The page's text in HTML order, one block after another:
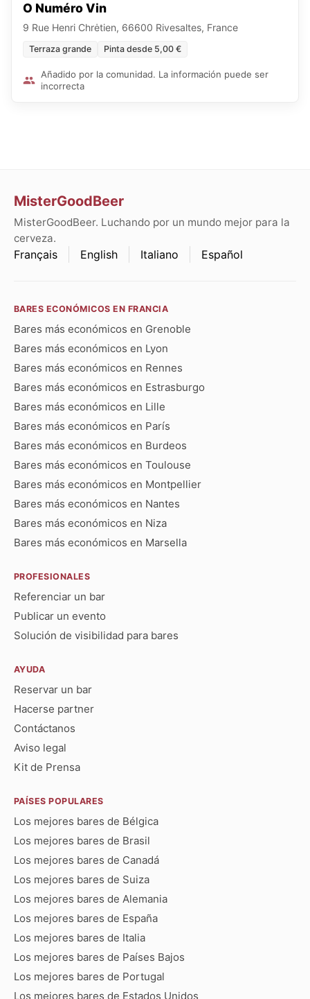
O Numéro Vin
9 Rue Henri Chrėtien, 66600 Rivesaltes, France
Terraza grande Pinta desde 5,00 €
Añadido por la comunidad. La información puede ser
incorrecta
MisterGoodBeer
MisterGoodBeer. Luchando por un mundo mejor para la
cerveza.
Français English Italiano Español
BARES ECONÓMICOS EN FRANCIA
Bares más económicos en Grenoble
Bares más económicos en Lyon
Bares más económicos en Rennes
Bares más económicos en Estrasburgo
Bares más económicos en Lille
Bares más económicos en París
Bares más económicos en Burdeos
Bares más económicos en Toulouse
Bares más económicos en Montpellier
Bares más económicos en Nantes
Bares más económicos en Niza
Bares más económicos en Marsella
PROFESIONALES
Referenciar un bar
Publicar un evento
Solución de visibilidad para bares
AYUDA
Reservar un bar
Hacerse partner
Contáctanos
Aviso legal
Kit de Prensa
PAÍSES POPULARES
Los mejores bares de Bélgica
Los mejores bares de Brasil
Los mejores bares de Canadá
Los mejores bares de Suiza
Los mejores bares de Alemania
Los mejores bares de España
Los mejores bares de Italia
Los mejores bares de Países Bajos
Los mejores bares de Portugal
Los mejores bares de Estados Unidos